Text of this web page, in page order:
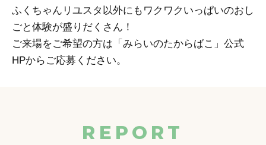
ふくちゃんリユスタ以外にもワクワクいっぱいのおし
ごと体験が盛りだくさん！
ご来場をご希望の方は「みらいのたからばこ」公式
HPからご応募ください。
REPORT